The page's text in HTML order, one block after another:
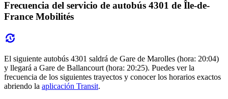
Frecuencia del servicio de autobús 4301 de Île-de-
France Mobilités
El siguiente autobús 4301 saldrá de Gare de Marolles (hora: 20:04)
y llegará a Gare de Ballancourt (hora: 20:25). Puedes ver la
frecuencia de los siguientes trayectos y conocer los horarios exactos
abriendo la aplicación Transit.